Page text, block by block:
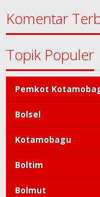
Komentar
Topik Populer
Pemkot
Bolsel
Kotamobagu
Boltim
Bolmut